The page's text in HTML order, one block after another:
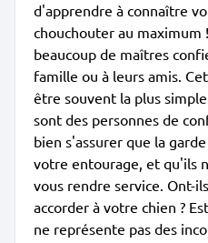
d'apprendre à connaître
chouchouter au maximum
beaucoup de maîtres
famille ou à leurs amis.
être souvent la plus
sont des personnes de
bien s'assurer que la
votre entourage, et qu'ils
vous rendre service. Ont-
accorder à votre chien ?
ne représente pas des